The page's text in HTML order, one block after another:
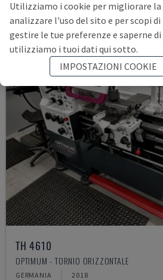
TH 4610
OPTIMUM - TORNIO ORIZZONTALE
GERMANIA 2018
Utilizziamo i cookie per migliorare la
analizzare l'uso del sito e per scopi
gestire le tue preferenze e saperne di
utilizziamo i tuoi dati qui sotto.
IMPOSTAZIONI COOKIE